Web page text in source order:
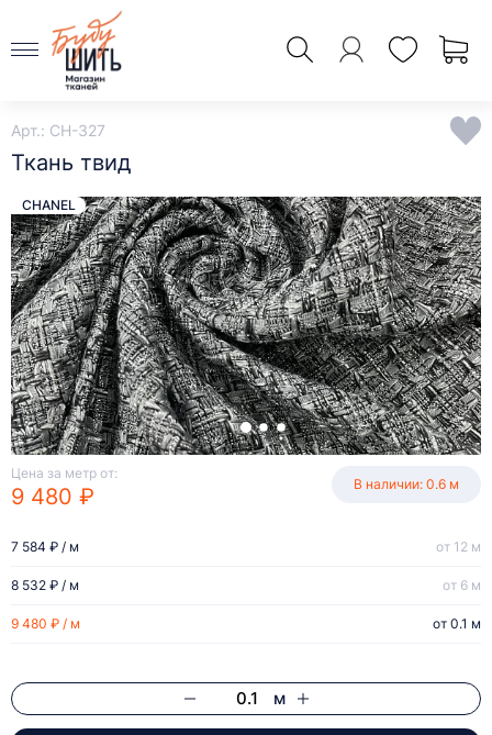
Арт.: CH-327
Ткань твид
Цена за метр от:
9 480 ₽ В наличии: 0.6 м
9 480 ₽ / м от 0.1 м
8 532 ₽ / м от 6 м
7 584 ₽ / м от 12 м
м
CHANEL